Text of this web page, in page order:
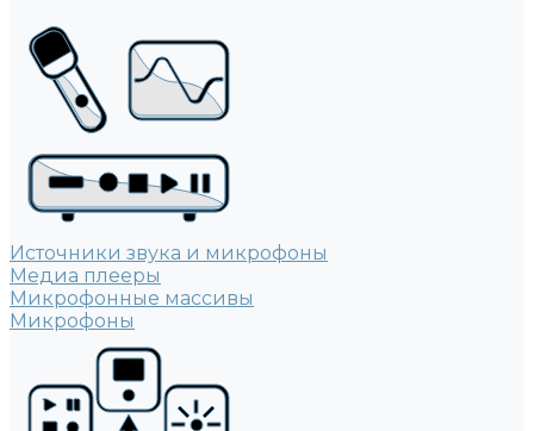
Источники звука и микрофоны
Медиа плееры
Микрофонные массивы
Микрофоны